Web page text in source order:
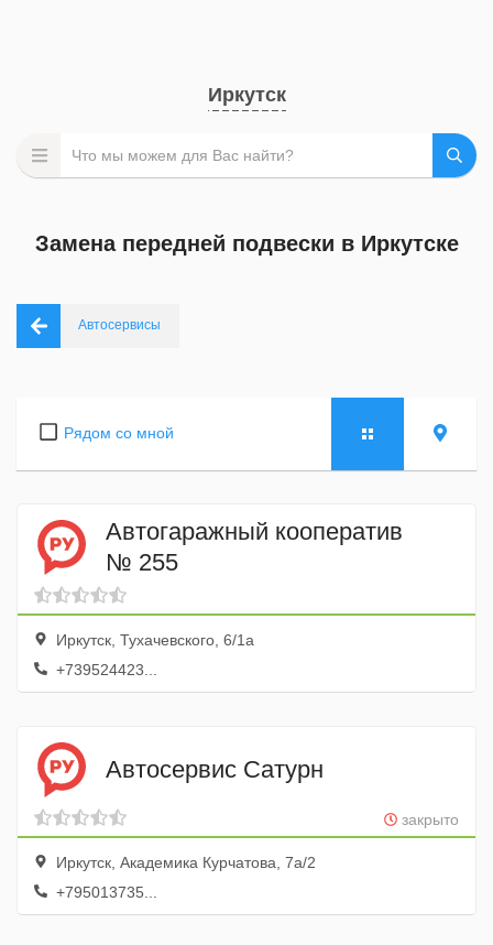
Иркутск
Замена передней подвески в Иркутске
Автосервисы
Рядом со мной
Автогаражный кооператив
№ 255
Иркутск, Тухачевского, 6/1а
+739524423...
Автосервис Сатурн
закрыто
Иркутск, Академика Курчатова, 7а/2
+795013735...